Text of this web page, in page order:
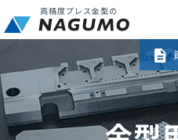
高精度プレス金型の